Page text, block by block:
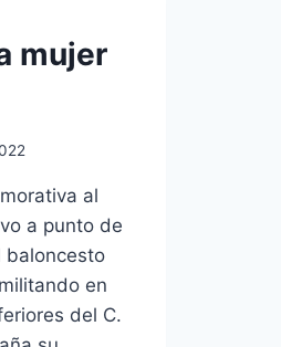
mujer
al
a punto de
baloncesto
en
del C.